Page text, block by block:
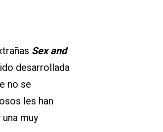
Sex and
desarrollada
no se
les han
muy